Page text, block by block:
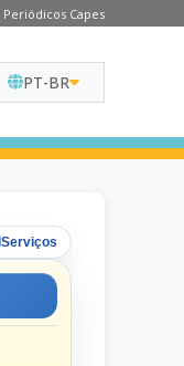
Periódicos Capes
PT-BR
Serviços